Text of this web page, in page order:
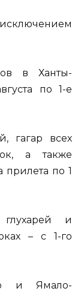
исключением
в Ханты-
по 1-е
гагар всех
а также
прилета по 1
и
– с 1-го
и Ямало-